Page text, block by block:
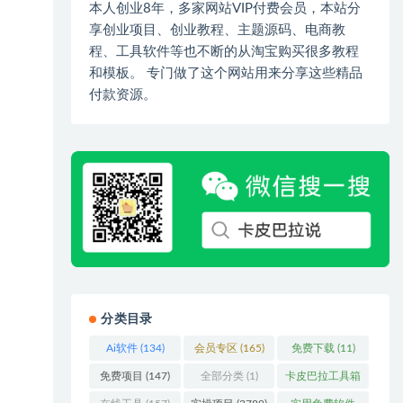
本人创业8年，多家网站VIP付费会员，本站分
享创业项目、创业教程、主题源码、电商教
程、工具软件等也不断的从淘宝购买很多教程
和模板。 专门做了这个网站用来分享这些精品
付款资源。
分类目录
Ai软件(134) 会员专区 (165) 免费下载 (11)
免费项目 (147) 全部分类(1) 卡皮巴拉工具箱